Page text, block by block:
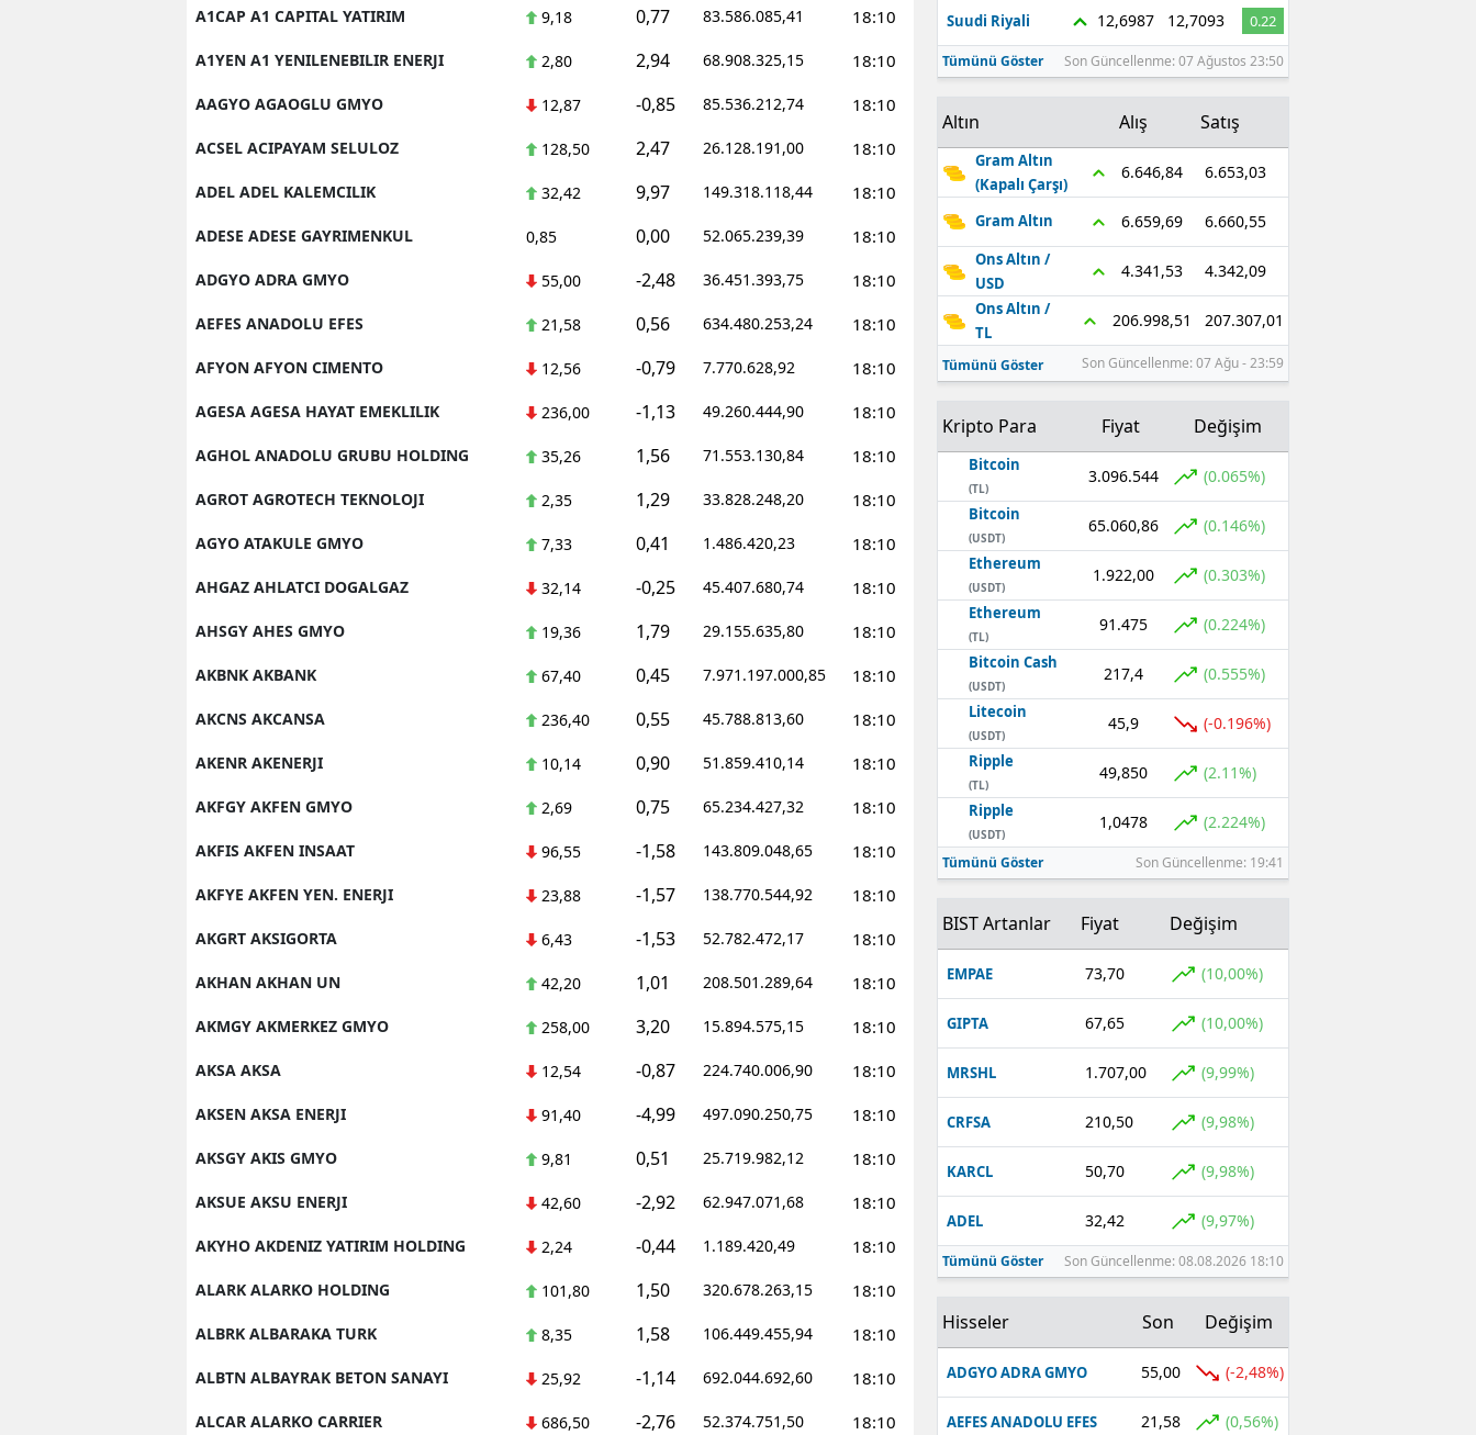
Edirne
Elazığ
Erzincan
Kütahya
Malatya
Manisa
Kahramanmaraş
Mardin
Muğla
Muş
Nevşehir
Niğde
Ordu
Rize
A1CAP A1 CAPITAL YATIRIM 9,18 0,77 83.586.085,41 18:10
A1YEN A1 YENILENEBILIR ENERJI 2,80 2,94 68.908.325,15 18:10
AAGYO AGAOGLU GMYO 12,87 -0,85 85.536.212,74 18:10
ACSEL ACIPAYAM SELULOZ 128,50 2,47 26.128.191,00 18:10
ADEL ADEL KALEMCILIK 32,42 9,97 149.318.118,44 18:10
ADESE ADESE GAYRIMENKUL 0,85 0,00 52.065.239,39 18:10
ADGYO ADRA GMYO 55,00 -2,48 36.451.393,75 18:10
AEFES ANADOLU EFES 21,58 0,56 634.480.253,24 18:10
AFYON AFYON CIMENTO 12,56 -0,79 7.770.628,92 18:10
AGESA AGESA HAYAT EMEKLILIK 236,00 -1,13 49.260.444,90 18:10
AGHOL ANADOLU GRUBU HOLDING 35,26 1,56 71.553.130,84 18:10
AGROT AGROTECH TEKNOLOJI 2,35 1,29 33.828.248,20 18:10
AGYO ATAKULE GMYO 7,33 0,41 1.486.420,23 18:10
AHGAZ AHLATCI DOGALGAZ 32,14 -0,25 45.407.680,74 18:10
AHSGY AHES GMYO 19,36 1,79 29.155.635,80 18:10
AKBNK AKBANK 67,40 0,45 7.971.197.000,85 18:10
AKCNS AKCANSA 236,40 0,55 45.788.813,60 18:10
AKENR AKENERJI 10,14 0,90 51.859.410,14 18:10
AKFGY AKFEN GMYO 2,69 0,75 65.234.427,32 18:10
AKFIS AKFEN INSAAT 96,55 -1,58 143.809.048,65 18:10
AKFYE AKFEN YEN. ENERJI 23,88 -1,57 138.770.544,92 18:10
AKGRT AKSIGORTA 6,43 -1,53 52.782.472,17 18:10
AKHAN AKHAN UN 42,20 1,01 208.501.289,64 18:10
AKMGY AKMERKEZ GMYO 258,00 3,20 15.894.575,15 18:10
AKSA AKSA 12,54 -0,87 224.740.006,90 18:10
AKSEN AKSA ENERJI 91,40 -4,99 497.090.250,75 18:10
AKSGY AKIS GMYO 9,81 0,51 25.719.982,12 18:10
AKSUE AKSU ENERJI 42,60 -2,92 62.947.071,68 18:10
AKYHO AKDENIZ YATIRIM HOLDING 2,24 -0,44 1.189.420,49 18:10
ALARK ALARKO HOLDING 101,80 1,50 320.678.263,15 18:10
ALBRK ALBARAKA TURK 8,35 1,58 106.449.455,94 18:10
ALBTN ALBAYRAK BETON SANAYI 25,92 -1,14 692.044.692,60 18:10
ALCAR ALARKO CARRIER 686,50 -2,76 52.374.751,50 18:10
Suudi Riyali 12,6987 12,7093 0.22
Tümünü Göster Son Güncellenme: 07 Ağustos 23:50
Altın Alış Satış
Gram Altın
(Kapalı Çarşı)
6.646,84 6.653,03
Gram Altın 6.659,69 6.660,55
Ons Altın /
USD
4.341,53 4.342,09
Ons Altın /
TL
206.998,51 207.307,01
Tümünü Göster Son Güncellenme: 07 Ağu - 23:59
Kripto Para Fiyat Değişim
Bitcoin
(TL)
3.096.544 (0.065%)
Bitcoin
(USDT)
65.060,86 (0.146%)
Ethereum
(USDT)
1.922,00 (0.303%)
Ethereum
(TL)
91.475 (0.224%)
Bitcoin Cash
(USDT)
217,4 (0.555%)
Litecoin
(USDT)
45,9 (-0.196%)
Ripple
(TL)
49,850 (2.11%)
Ripple
(USDT)
1,0478 (2.224%)
Tümünü Göster Son Güncellenme: 19:41
BIST Artanlar Fiyat Değişim
EMPAE 73,70 (10,00%)
GIPTA 67,65 (10,00%)
MRSHL 1.707,00 (9,99%)
CRFSA 210,50 (9,98%)
KARCL 50,70 (9,98%)
ADEL 32,42 (9,97%)
Tümünü Göster Son Güncellenme: 08.08.2026 18:10
Hisseler Son Değişim
ADGYO ADRA GMYO 55,00 (-2,48%)
AEFES ANADOLU EFES 21,58 (0,56%)